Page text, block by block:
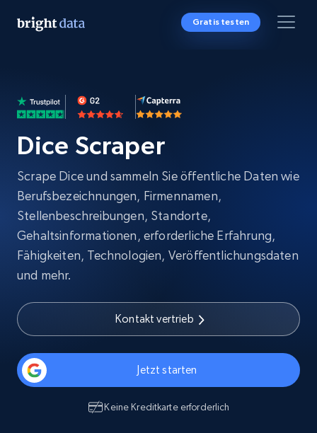
Gratis testen
Dice Scraper
Scrape Dice und sammeln Sie öffentliche Daten wie
Berufsbezeichnungen, Firmennamen,
Stellenbeschreibungen, Standorte,
Gehaltsinformationen, erforderliche Erfahrung,
Fähigkeiten, Technologien, Veröffentlichungsdaten
und mehr.
Kontakt vertrieb
Jetzt starten
Keine Kreditkarte erforderlich